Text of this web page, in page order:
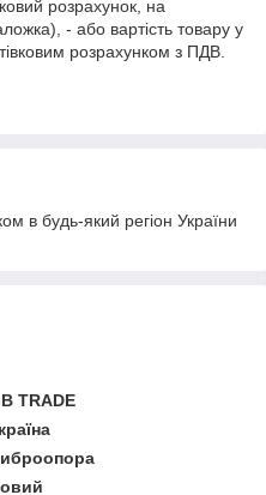
розрахунок, на
- або вартість товару у
розрахунком з ПДВ.
в будь-який регіон України
TRADE